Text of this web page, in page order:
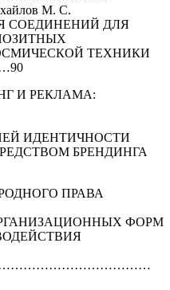
М. С.
СОЕДИНЕНИЙ ДЛЯ
ТЕХНИКИ
И РЕКЛАМА:
ИДЕНТИЧНОСТИ
БРЕНДИНГА
ПРАВА
ФОРМ